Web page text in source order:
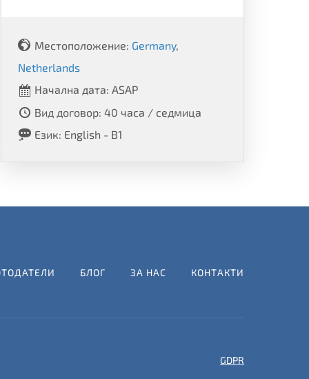
Местоположение: Germany,
Netherlands
Начална дата: ASAP
Вид договор: 40 часа / седмица
Език: English - B1
БЛОГ ЗА НАС КОНТАКТИ
GDPR